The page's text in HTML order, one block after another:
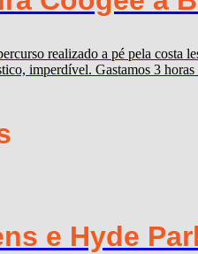
realizado a pé pela costa
imperdível. Gastamos 3
e Hyde